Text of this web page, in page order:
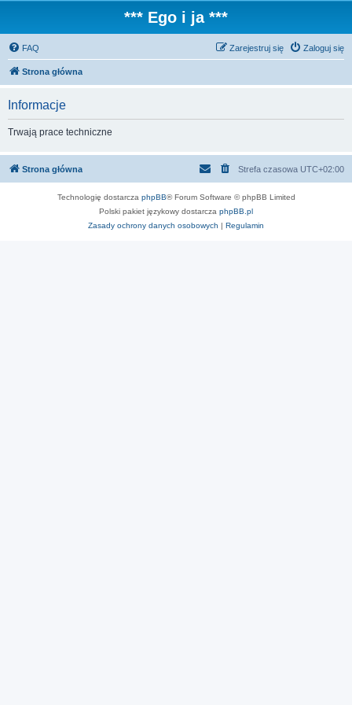
*** Ego i ja ***
FAQ Zaloguj się
Zarejestruj się
Strona główna
Informacje
Trwają prace techniczne
Strona główna Strefa czasowa UTC+02:00
Technologię dostarcza phpBB® Forum Software © phpBB Limited
Polski pakiet językowy dostarcza phpBB.pl
Zasady ochrony danych osobowych | Regulamin